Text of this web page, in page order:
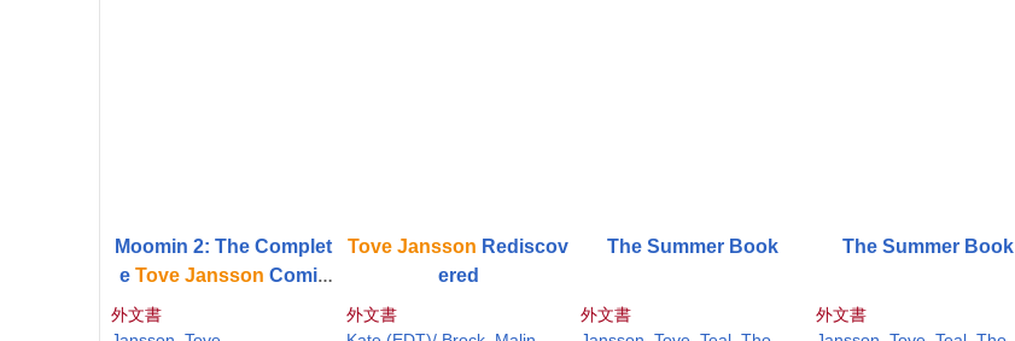
Moomin 2: The Complet
e Tove Jansson Comic
外文書
Tove Jansson Rediscov
ered
外文書
The Summer Book
外文書
The Summer Book
外文書